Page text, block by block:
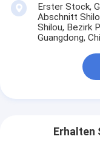
Erster Stock,
Abschnitt
Shilou, Bezirk
Guangdong,
Erhalten